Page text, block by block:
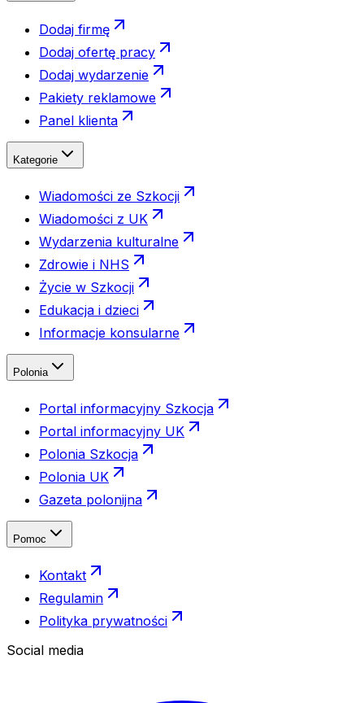
Dodaj firmę
Dodaj ofertę pracy
Dodaj wydarzenie
Pakiety reklamowe
Panel klienta
Kategorie
Wiadomości ze Szkocji
Wiadomości z UK
Wydarzenia kulturalne
Zdrowie i NHS
Życie w Szkocji
Edukacja i dzieci
Informacje konsularne
Polonia
Portal informacyjny Szkocja
Portal informacyjny UK
Polonia Szkocja
Polonia UK
Gazeta polonijna
Pomoc
Kontakt
Regulamin
Polityka prywatności
Social media